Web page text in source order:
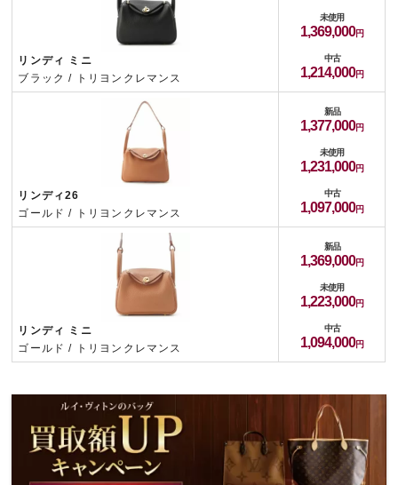
リンディ ミニ
ブラック / トリヨンクレマンス
未使用
1,369,000
中古
1,214,000
リンディ26
ゴールド / トリヨンクレマンス
新品
1,377,000
未使用
1,231,000
中古
1,097,000
リンディ ミニ
ゴールド / トリヨンクレマンス
新品
1,369,000
未使用
1,223,000
中古
1,094,000